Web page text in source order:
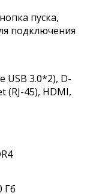
пуска,
подключения
USB 3.0*2), D-
(RJ-45), HDMI,
Гб